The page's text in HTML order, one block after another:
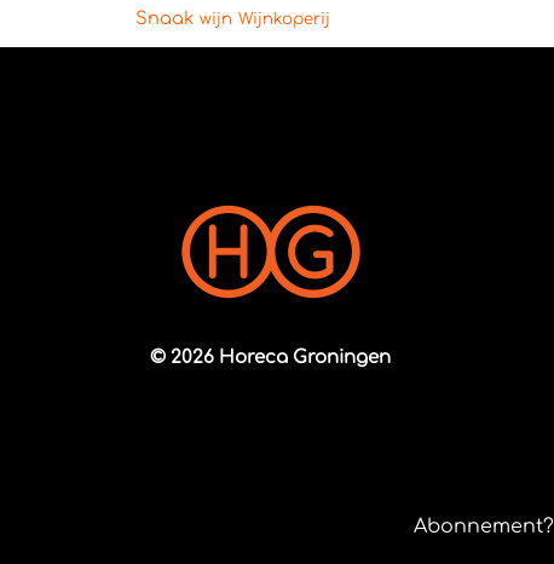
Snaak wijn Wijnkoperij
© 2026 Horeca Groningen
Abonnement?